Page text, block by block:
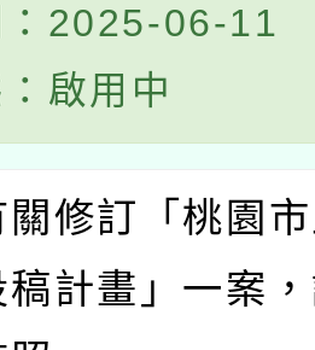
：2025-06-11
啟用中
關修訂「桃園
稿計畫」一案